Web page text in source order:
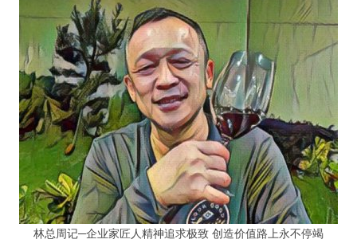
林总周记─企业家匠人精神追求极致 创造价值路上永不停竭